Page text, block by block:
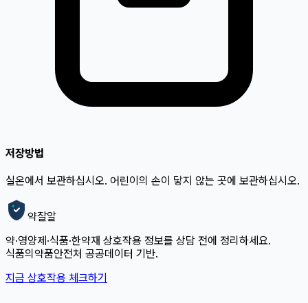
저장방법
실온에서 보관하십시오. 어린이의 손이 닿지 않는 곳에 보관하십시오.
약잘알
약·영양제·식품·한약재 상호작용 정보를 상담 전에 정리하세요.
식품의약품안전처 공공데이터 기반.
지금 상호작용 체크하기